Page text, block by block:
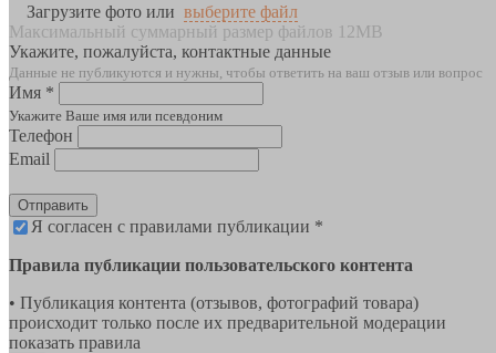
Загрузите фото или выберите файл
Максимальный суммарный размер файлов 12MB
Укажите, пожалуйста, контактные данные
Данные не публикуются и нужны, чтобы ответить на ваш отзыв или вопрос
Имя *
Укажите Ваше имя или псевдоним
Телефон
Email
Отправить
Я согласен с правилами публикации *
Правила публикации пользовательского контента
• Публикация контента (отзывов, фотографий товара)
происходит только после их предварительной модерации
показать правила